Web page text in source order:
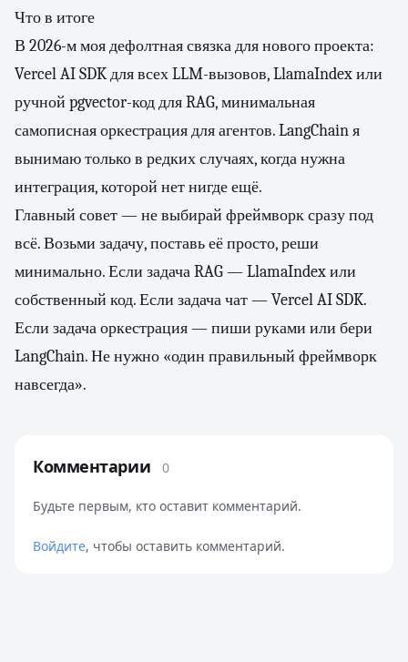
Что в итоге
В 2026-м моя дефолтная связка для нового проекта:
Vercel AI SDK для всех LLM-вызовов, LlamaIndex или
ручной pgvector-код для RAG, минимальная
самописная оркестрация для агентов. LangChain я
вынимаю только в редких случаях, когда нужна
интеграция, которой нет нигде ещё.
Главный совет — не выбирай фреймворк сразу под
всё. Возьми задачу, поставь её просто, реши
минимально. Если задача RAG — LlamaIndex или
собственный код. Если задача чат — Vercel AI SDK.
Если задача оркестрация — пиши руками или бери
LangChain. Не нужно «один правильный фреймворк
навсегда».
Комментарии 0
Будьте первым, кто оставит комментарий.
Войдите, чтобы оставить комментарий.